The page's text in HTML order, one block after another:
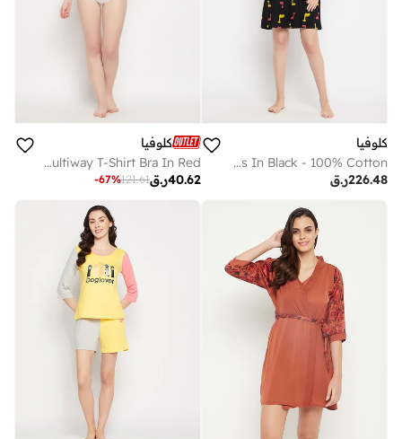
كلوفيا
Clovia Dinosaur Print Short Night Dress In Black - 100% Cotton
ر.ق226.48
كلوفيا
Clovia Padded Non-Wired Full Cup Leaf Print Multiway T-Shirt Bra In Red
ر.ق40.62
121.61
-67%